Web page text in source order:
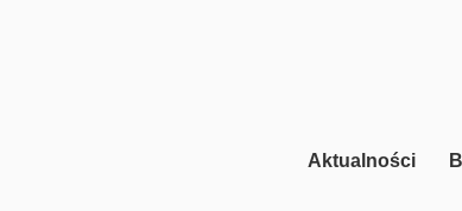
Aktualności